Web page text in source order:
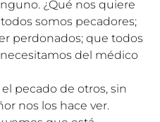
¿Qué nos quiere
somos pecadores;
perdonados; que todos
del médico
pecado de otros, sin
nos los hace ver.